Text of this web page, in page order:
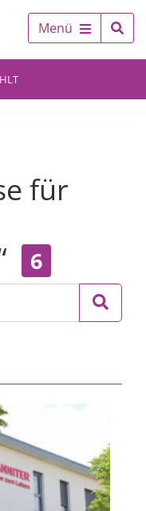
Menü
für
6